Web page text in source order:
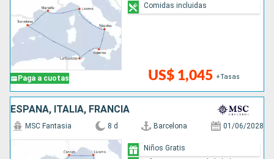
Paga a cuotas US$ 1,045 +Tasas
Comidas incluidas
ESPAÑA, ITALIA, FRANCIA
MSC Fantasia 8 d Barcelona 01/06/2028
Niños Gratis